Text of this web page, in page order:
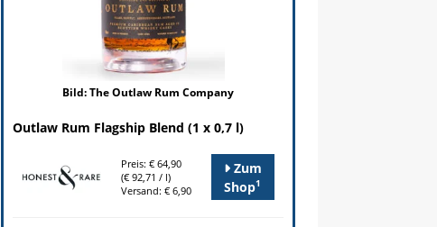
Bild: The Outlaw Rum Company
Outlaw Rum Flagship Blend (1 x 0,7 l)
Preis: € 64,90
(€ 92,71 / l)
Versand: € 6,90
Zum
Shop1